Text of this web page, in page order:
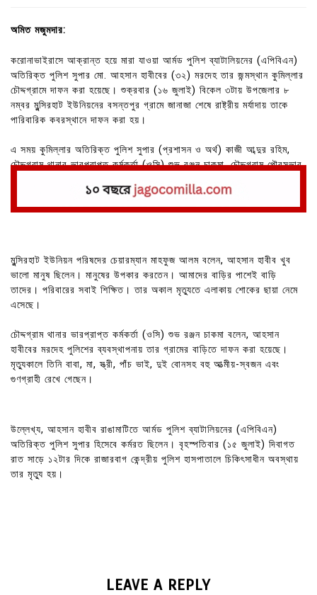
অমিত মজুমদার:
করোনাভাইরাসে আক্রান্ত হয়ে মারা যাওয়া আর্মড পুলিশ ব্যাটালিয়নের (এপিবিএন)
অতিরিক্ত পুলিশ সুপার মো. আহসান হাবীবের (৩২) মরদেহ তার জন্মস্থান কুমিল্লার
চৌদ্দগ্রামে দাফন করা হয়েছে। শুক্রবার (১৬ জুলাই) বিকেল ৩টায় উপজেলার ৮
নম্বর মুন্সিরহাট ইউনিয়নের বসন্তপুর গ্রামে জানাজা শেষে রাষ্ট্রীয় মর্যাদায় তাকে
পারিবারিক কবরস্থানে দাফন করা হয়।
এ সময় কুমিল্লার অতিরিক্ত পুলিশ সুপার (প্রশাসন ও অর্থ) কাজী আব্দুর রহিম,
চৌদ্দগ্রাম থানার ভারপ্রাপ্ত কর্মকর্তা (ওসি) শুভ রঞ্জন চাকমা, চৌদ্দগ্রাম পৌরসভার
মুন্সিরহাট ইউনিয়ন পরিষদের চেয়ারম্যান মাহফুজ আলম বলেন, আহসান হাবীব খুব
ভালো মানুষ ছিলেন। মানুষের উপকার করতেন। আমাদের বাড়ির পাশেই বাড়ি
তাদের। পরিবারের সবাই শিক্ষিত। তার অকাল মৃত্যুতে এলাকায় শোকের ছায়া নেমে
এসেছে।
চৌদ্দগ্রাম থানার ভারপ্রাপ্ত কর্মকর্তা (ওসি) শুভ রঞ্জন চাকমা বলেন, আহসান
হাবীবের মরদেহ পুলিশের ব্যবস্থাপনায় তার গ্রামের বাড়িতে দাফন করা হয়েছে।
মৃত্যুকালে তিনি বাবা, মা, স্ত্রী, পাঁচ ভাই, দুই বোনসহ বহু আত্মীয়-স্বজন এবং
গুণগ্রাহী রেখে গেছেন।
উল্লেখ্য, আহসান হাবীব রাঙামাটিতে আর্মড পুলিশ ব্যাটালিয়নের (এপিবিএন)
অতিরিক্ত পুলিশ সুপার হিসেবে কর্মরত ছিলেন। বৃহস্পতিবার (১৫ জুলাই) দিবাগত
রাত সাড়ে ১২টার দিকে রাজারবাগ কেন্দ্রীয় পুলিশ হাসপাতালে চিকিৎসাধীন অবস্থায়
তার মৃত্যু হয়।
LEAVE A REPLY